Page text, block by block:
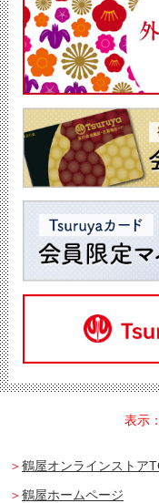
表示：
鶴屋オンラインストア
鶴屋ホームページ